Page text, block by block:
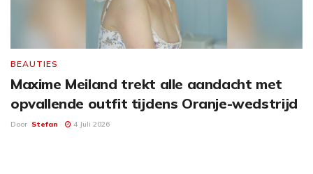
BEAUTIES
Maxime Meiland trekt alle aandacht met
opvallende outfit tijdens Oranje-wedstrijd
Door Stefan 4 Juli 2026